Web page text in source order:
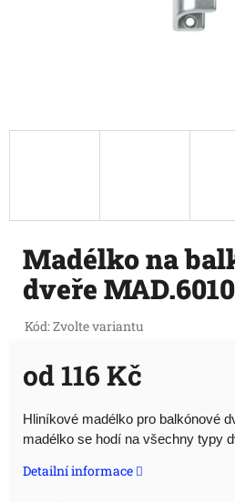
Madélko na
dveře MAD.6010
Kód:Zvolte variantu
od 116 Kč
Měrná
cena:
Hliníkové madélko pro balkónové
madélko se hodí na všechny typy
Detailní informace